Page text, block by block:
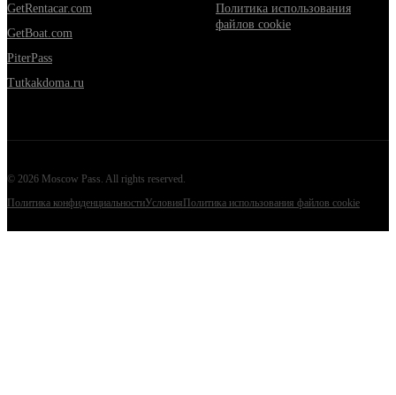
GetRentacar.com
GetBoat.com
PiterPass
Tutkakdoma.ru
Политика использования
файлов cookie
© 2026 Moscow Pass. All rights reserved.
Политика конфиденциальностиУсловия Политика использования файлов cookie